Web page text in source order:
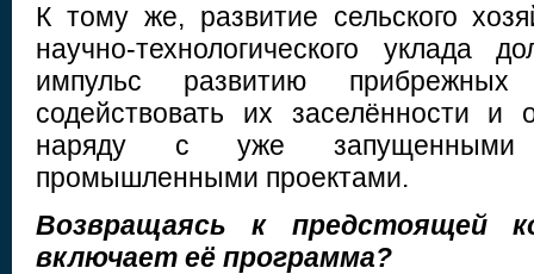
К тому же, развитие сельского
научно-технологического уклада
импульс развитию
содействовать их заселённости и
наряду с уже запущенными
промышленными проектами.
Возвращаяськ предстоящей
включает её программа?